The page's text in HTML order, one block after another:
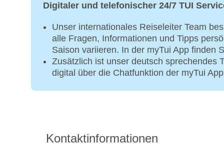
Digitaler und telefonischer 24/7 TUI
Unser internationales Reiseleiter Team
alle Fragen, Informationen und Tipps
Saison variieren. In der myTui App finden
Zusätzlich ist unser deutsch sprechendes
digital über die Chatfunktion der myTui
Kontaktinformationen